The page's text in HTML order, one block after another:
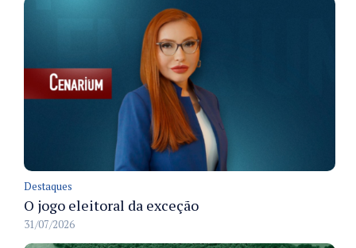
Destaques
O jogo eleitoral da exceção
31/07/2026